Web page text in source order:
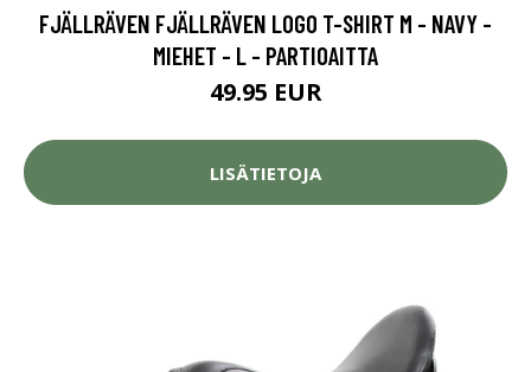
FJÄLLRÄVEN FJÄLLRÄVEN LOGO T-SHIRT M - NAVY -
MIEHET - L - PARTIOAITTA
49.95 EUR
LISÄTIETOJA